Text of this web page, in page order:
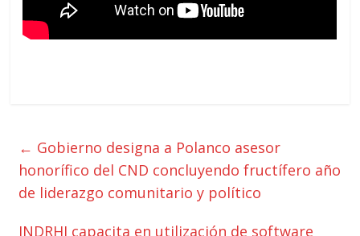
← Gobierno designa a Polanco asesor
honorífico del CND concluyendo fructífero año
de liderazgo comunitario y político
INDRHI capacita en utilización de software